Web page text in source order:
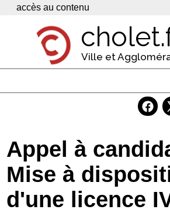
Panneau de gestion des cookies
accès au contenu
Ville et
Economie
Services
Contacts
Appel à
Mise à
d'une licence